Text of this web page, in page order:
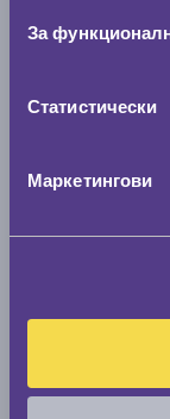
За
Статистически
Маркетингови
Летни